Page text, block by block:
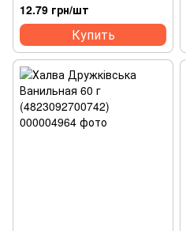
12.79 грн/шт
Купить